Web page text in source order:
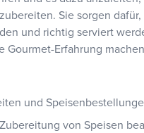
Sie sorgen
und richtig serviert
Gourmet-Erfahrung
und
von Speisen